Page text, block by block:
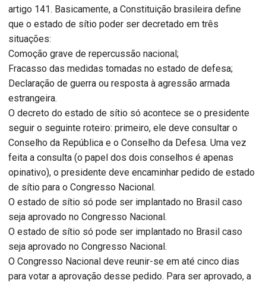
artigo 141. Basicamente, a Constituição brasileira define
que o estado de sítio poder ser decretado em três
situações:
Comoção grave de repercussão nacional;
Fracasso das medidas tomadas no estado de defesa;
Declaração de guerra ou resposta à agressão armada
estrangeira.
O decreto do estado de sítio só acontece se o presidente
seguir o seguinte roteiro: primeiro, ele deve consultar o
Conselho da República e o Conselho da Defesa. Uma vez
feita a consulta (o papel dos dois conselhos é apenas
opinativo), o presidente deve encaminhar pedido de estado
de sítio para o Congresso Nacional.
O estado de sítio só pode ser implantado no Brasil caso
seja aprovado no Congresso Nacional.
O estado de sítio só pode ser implantado no Brasil caso
seja aprovado no Congresso Nacional.
O Congresso Nacional deve reunir-se em até cinco dias
para votar a aprovação desse pedido. Para ser aprovado, a